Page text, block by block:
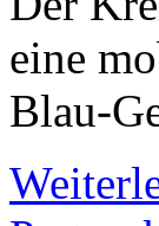
eine
Blau-